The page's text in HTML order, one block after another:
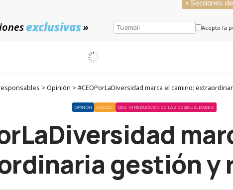
» Secciones
exclusivas» Acepto la
> Opinión > #CEOPorLaDiversidad marca el camino:
OPINIÓN SOCIAL ODS 10 REDUCCIÓN DE LAS DESIGUALDADES
gestión y